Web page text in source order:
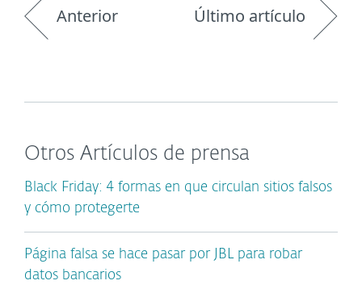
Anterior Último artículo
Otros Artículos de prensa
Black Friday: 4 formas en que circulan sitios falsos
y cómo protegerte
Página falsa se hace pasar por JBL para robar
datos bancarios